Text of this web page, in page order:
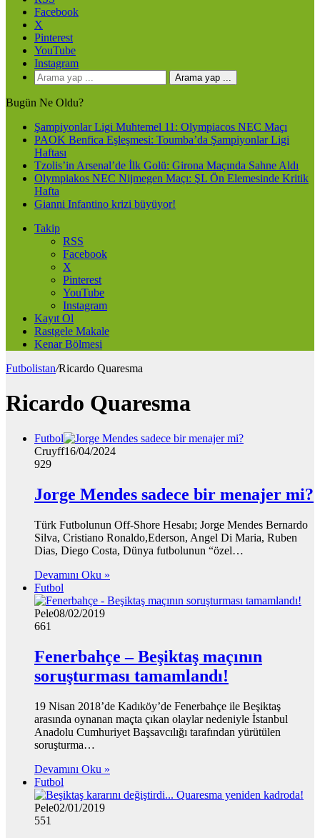
Facebook
X
Pinterest
YouTube
Instagram
Arama yap ...
Bugün Ne Oldu?
Şampiyonlar Ligi Muhtemel 11: Olympiacos NEC Maçı
PAOK Benfica Eşleşmesi: Toumba’da Şampiyonlar Ligi
Haftası
Tzolis’in Arsenal’de İlk Golü: Girona Maçında Sahne Aldı
Olympiakos NEC Nijmegen Maçı: ŞL Ön Elemesinde Kritik
Hafta
Gianni Infantino krizi büyüyor!
Takip
RSS
Facebook
X
Pinterest
YouTube
Instagram
Kayıt Ol
Rastgele Makale
Kenar Bölmesi
Futbolistan/Ricardo Quaresma
Ricardo Quaresma
Futbol
Cruyff16/04/2024
929
Jorge Mendes sadece bir menajer mi?
Türk Futbolunun Off-Shore Hesabı; Jorge Mendes Bernardo
Silva, Cristiano Ronaldo,Ederson, Angel Di Maria, Ruben
Dias, Diego Costa, Dünya futbolunun “özel…
Devamını Oku »
Futbol
Pele08/02/2019
661
Fenerbahçe – Beşiktaş maçının
soruşturması tamamlandı!
19 Nisan 2018’de Kadıköy’de Fenerbahçe ile Beşiktaş
arasında oynanan maçta çıkan olaylar nedeniyle İstanbul
Anadolu Cumhuriyet Başsavcılığı tarafından yürütülen
soruşturma…
Devamını Oku »
Futbol
Pele02/01/2019
551